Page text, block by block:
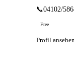
📞04102/
Free
Profil